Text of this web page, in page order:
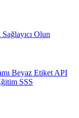
Sağlayıcı Olun
Beyaz Etiket API
SSS